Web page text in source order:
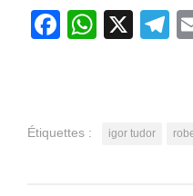
Facebook
X
Étiquettes : igor tudor